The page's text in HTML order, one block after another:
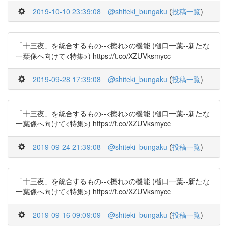
2019-10-10 23:39:08 @shiteki_bungaku (投稿一覧)
「十三夜」を統合するもの--<擦れ>の機能 (樋口一葉--新たな
一葉像へ向けて<特集>) https://t.co/XZUVksmycc
2019-09-28 17:39:08 @shiteki_bungaku (投稿一覧)
「十三夜」を統合するもの--<擦れ>の機能 (樋口一葉--新たな
一葉像へ向けて<特集>) https://t.co/XZUVksmycc
2019-09-24 21:39:08 @shiteki_bungaku (投稿一覧)
「十三夜」を統合するもの--<擦れ>の機能 (樋口一葉--新たな
一葉像へ向けて<特集>) https://t.co/XZUVksmycc
2019-09-16 09:09:09 @shiteki_bungaku (投稿一覧)